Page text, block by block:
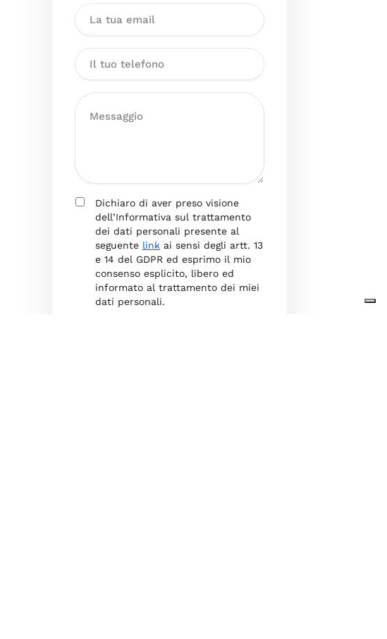
Dichiaro di aver preso visione
dell’Informativa sul trattamento
dei dati personali presente al
seguente linkai sensi degli artt. 13
e 14 del GDPR ed esprimo il mio
consenso esplicito, libero ed
informato al trattamento dei miei
dati personali.